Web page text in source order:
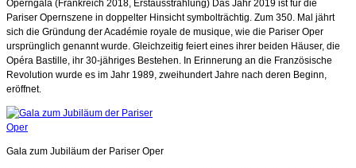
Operngala (Frankreich 2018, Erstausstrahlung) Das Jahr 2019 ist für die
Pariser Opernszene in doppelter Hinsicht symbolträchtig. Zum 350. Mal jährt
sich die Gründung der Académie royale de musique, wie die Pariser Oper
ursprünglich genannt wurde. Gleichzeitig feiert eines ihrer beiden Häuser, die
Opéra Bastille, ihr 30-jähriges Bestehen. In Erinnerung an die Französische
Revolution wurde es im Jahr 1989, zweihundert Jahre nach deren Beginn,
eröffnet.
Gala zum Jubiläum der Pariser Oper